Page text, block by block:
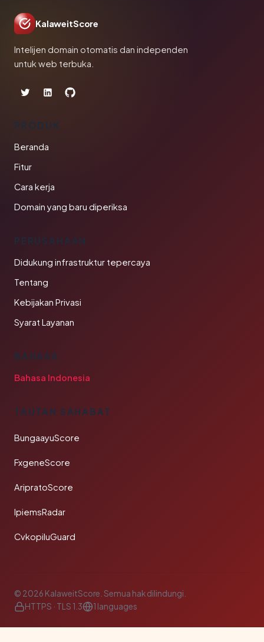
KalaweitScore
Intelijen domain otomatis dan independen
untuk web terbuka.
PRODUK
Beranda
Fitur
Cara kerja
Domain yang baru diperiksa
PERUSAHAAN
Didukung infrastruktur tepercaya
Tentang
Kebijakan Privasi
Syarat Layanan
BAHASA
Bahasa Indonesia
TAUTAN SAHABAT
BungaayuScore
FxgeneScore
AripratoScore
IpiemsRadar
CvkopiluGuard
© 2026 KalaweitScore. Semua hak dilindungi.
HTTPS · TLS 1.3
1 languages